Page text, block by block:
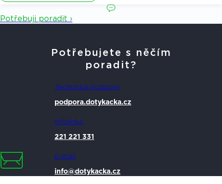
Potřebuji poradit ›
Potřebujete s něčím
poradit?
Technická podpora
podpora.dotykacka.cz
Infolinka
221 221 331
E-mail
info@dotykacka.cz